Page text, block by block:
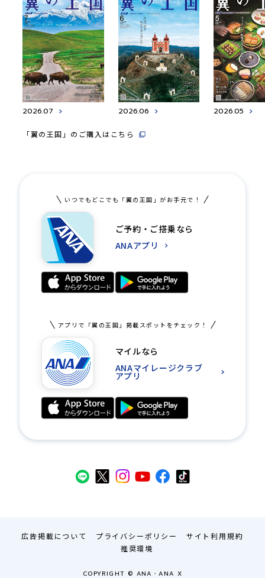
2026.07 2026.06 2026.05
「翼の王国」のご購入はこちら
いつでもどこでも「翼の王国」がお手元で！
ご予約・ご搭乗なら
ANAアプリ
アプリで「翼の王国」掲載スポットをチェック！
マイルなら
ANAマイレージクラブ
アプリ
広告掲載について プライバシーポリシー
サイト利用規約
推奨環境
COPYRIGHT © ANA・ANA X